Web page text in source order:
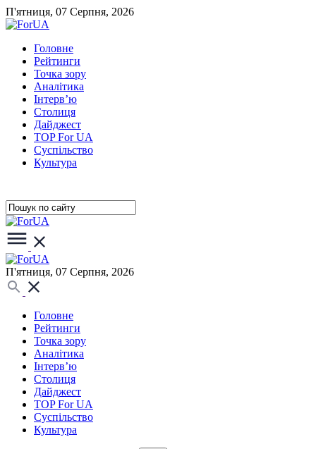
П'ятниця, 07 Серпня, 2026
Головне
Рейтинги
Точка зору
Аналітика
Інтерв’ю
Столиця
Дайджест
TOP For UA
Суспiльство
Культура
П'ятниця, 07 Серпня, 2026
Головне
Рейтинги
Точка зору
Аналітика
Інтерв’ю
Столиця
Дайджест
TOP For UA
Суспiльство
Культура